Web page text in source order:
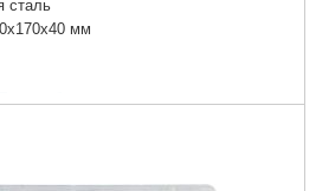
сталь
мм